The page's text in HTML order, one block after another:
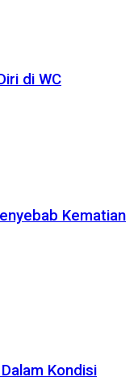
di WC
Kematian
Kondisi